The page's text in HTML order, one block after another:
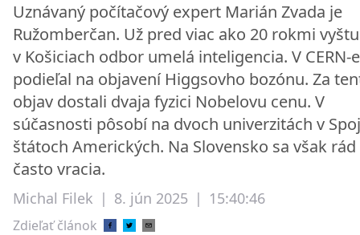
Uznávaný počítačový expert Marián Zvada je
Ružomberčan. Už pred viac ako 20 rokmi
v Košiciach odbor umelá inteligencia. V CERN-
podieľal na objavení Higgsovho bozónu. Za
objav dostali dvaja fyzici Nobelovu cenu. V
súčasnosti pôsobí na dvoch univerzitách v
štátoch Amerických. Na Slovensko sa však rád
často vracia.
Michal Filek | 8. jún 2025 | 15:40:46
Zdieľať článok